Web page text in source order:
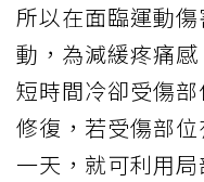
所以在面臨運動
動，為減緩疼痛
短時間冷卻受傷
修復，若受傷部
一天，就可利用